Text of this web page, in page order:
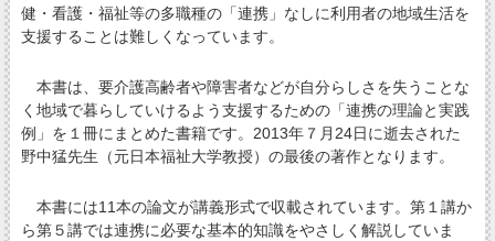
健・看護・福祉等の多職種の「連携」なしに利用者の地域生活を
支援することは難しくなっています。
本書は、要介護高齢者や障害者などが自分らしさを失うことな
く地域で暮らしていけるよう支援するための「連携の理論と実践
例」を１冊にまとめた書籍です。2013年７月24日に逝去された
野中猛先生（元日本福祉大学教授）の最後の著作となります。
本書には11本の論文が講義形式で収載されています。第１講か
ら第５講では連携に必要な基本的知識をやさしく解説していま